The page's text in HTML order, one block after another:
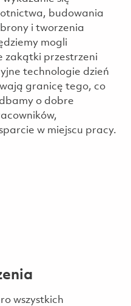
budowania
i tworzenia
mogli
zakątki przestrzeni
technologie dzień
granicę tego, co
o dobre
w miejscu pracy.
wszystkich